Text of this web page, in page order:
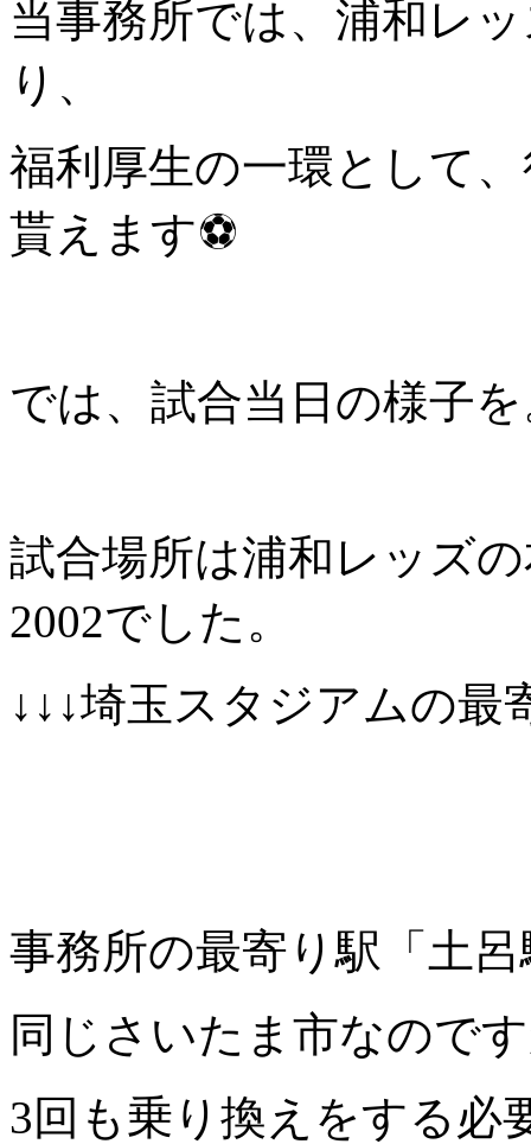
当事務所では、浦和レ
り、
福利厚生の一環として
貰えます⚽
では、試合当日の様子
試合場所は浦和レッズ
2002でした。
↓↓↓埼玉スタジアムの最
事務所の最寄り駅「土
同じさいたま市なので
3回も乗り換えをする必